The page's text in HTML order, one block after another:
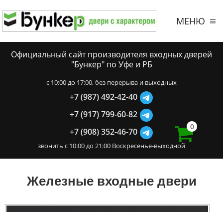
МЕНЮ
Официальный сайт производителя входных дверей
"Бункер" по Уфе и РБ
c 10:00 до 17:00, без перерыва и выходных
+7 (987) 492-42-40
+7 (917) 799-60-82
+7 (908) 352-46-70
звонить с 10:00 до 21:00 Воскресенье-выходной
0
Железные входные двери